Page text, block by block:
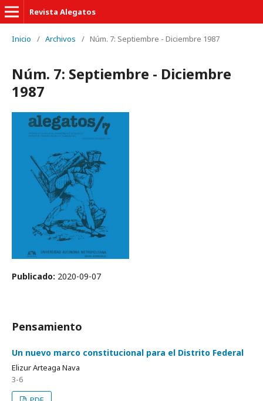
Revista Alegatos
Inicio / Archivos / Núm. 7: Septiembre - Diciembre 1987
Núm. 7: Septiembre - Diciembre
1987
Publicado: 2020-09-07
Pensamiento
Un nuevo marco constitucional para el Distrito Federal
Elizur Arteaga Nava
3-6